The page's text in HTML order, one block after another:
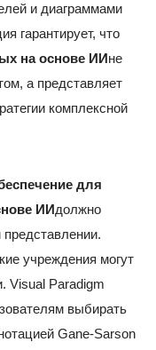
и диаграммами
гарантирует, что
на основе ИИне
а представляет
комплексной
для
ИИдолжно
представлении.
учреждения могут
Visual Paradigm
выбирать
Gane-Sarson